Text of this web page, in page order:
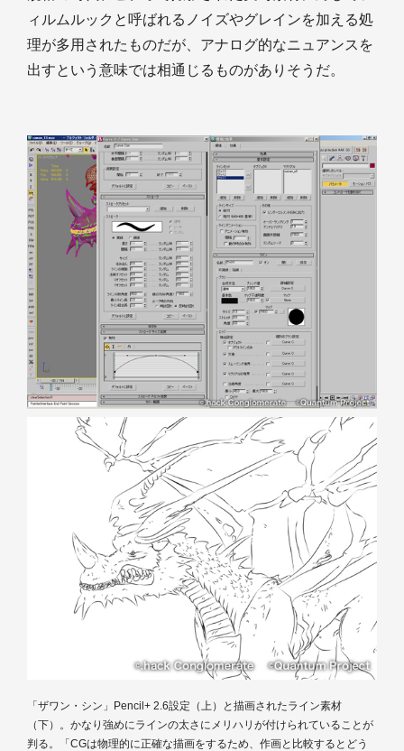
ィルムルックと呼ばれるノイズやグレインを加える処
理が多用されたものだが、アナログ的なニュアンスを
出すという意味では相通じるものがありそうだ。
「ザワン・シン」Pencil+ 2.6設定（上）と描画されたライン素材
（下）。かなり強めにラインの太さにメリハリが付けられていることが
判る。「CGは物理的に正確な描画をするため、作画と比較するとどう